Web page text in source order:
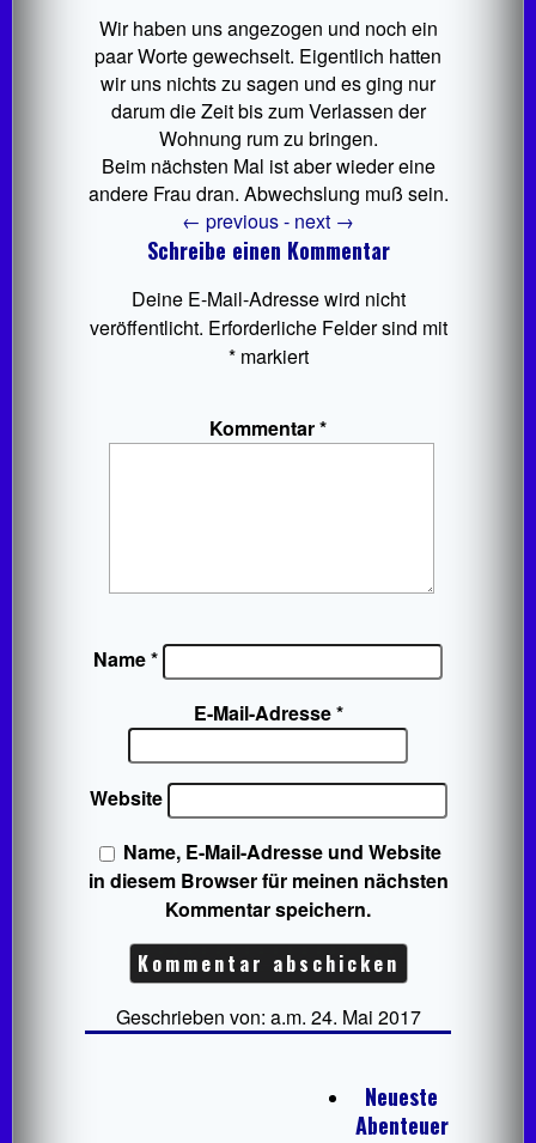
Wir haben uns angezogen und noch ein
paar Worte gewechselt. Eigentlich hatten
wir uns nichts zu sagen und es ging nur
darum die Zeit bis zum Verlassen der
Wohnung rum zu bringen.
Beim nächsten Mal ist aber wieder eine
andere Frau dran. Abwechslung muß sein.
← previous - next →
Schreibe einen Kommentar
Deine E-Mail-Adresse wird nicht
veröffentlicht. Erforderliche Felder sind mit
*markiert
Kommentar*
Name*
E-Mail-Adresse*
Website
Name, E-Mail-Adresse und Website
in diesem Browser für meinen nächsten
Kommentar speichern.
Geschrieben von: a.m. 24. Mai 2017
Neueste
Abenteuer